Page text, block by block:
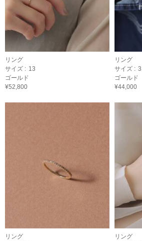
リング
サイズ : 13
ゴールド
¥52,800
リング
サイズ : 3
ゴールド
¥44,000
リング
リング